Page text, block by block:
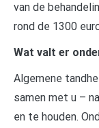
van de
rond de 1300
Wat valt er
Algemene
samen met u –
en te houden.